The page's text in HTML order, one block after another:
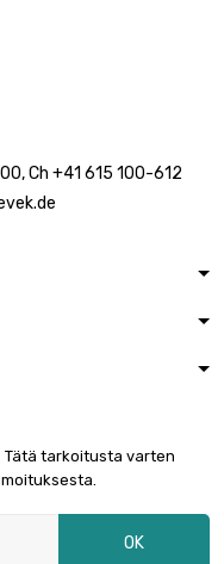
, Ch +41 615 100-612
tarkoitusta varten
OK